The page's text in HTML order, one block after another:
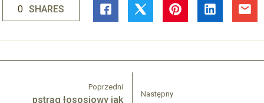
0 SHARES
Poprzedni
pstrąg łososiowy jak
Następny